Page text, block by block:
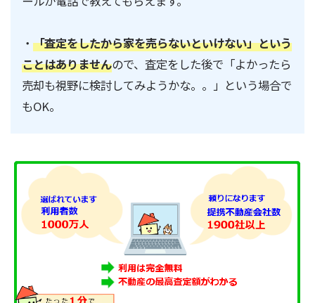
・「査定をしたから家を売らないといけない」という
ことはありませんので、査定をした後で「よかったら
売却も視野に検討してみようかな。。」という場合で
もOK。